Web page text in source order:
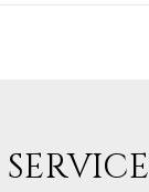
SERVICE